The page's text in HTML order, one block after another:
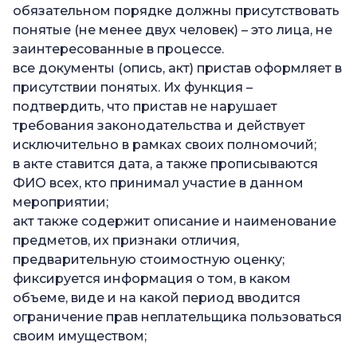
обязательном порядке должны присутствовать
понятые (не менее двух человек) – это лица, не
заинтересованные в процессе.
все документы (опись, акт) пристав оформляет в
присутствии понятых. Их функция –
подтвердить, что пристав не нарушает
требования законодательства и действует
исключительно в рамках своих полномочий;
в акте ставится дата, а также прописываются
ФИО всех, кто принимал участие в данном
мероприятии;
акт также содержит описание и наименование
предметов, их признаки отличия,
предварительную стоимостную оценку;
фиксируется информация о том, в каком
объеме, виде и на какой период вводится
ограничение прав неплательщика пользоваться
своим имуществом;